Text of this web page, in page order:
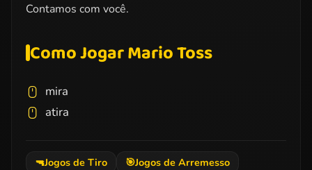
Contamos com você.
Como Jogar Mario Toss
mira
atira
🔫Jogos de Tiro 🎯Jogos de Arremesso